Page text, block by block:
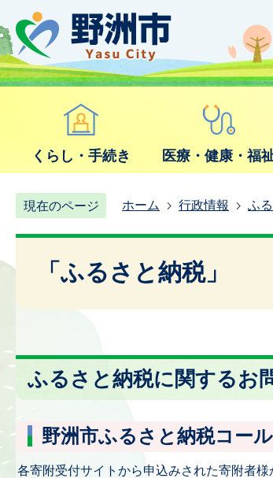
くらし・手続き 医療・健康・福
現在のページ ホーム 行政情報 ふ
「ふるさと納税」
ふるさと納税に関するお
野洲市ふるさと納税コー
各寄附受付サイトから申込みされた寄附者